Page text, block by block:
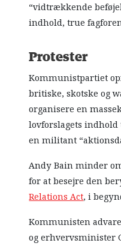
“vidtrækkende
indhold, true
Protester
Kommunistpartiet
britiske, skotske og
organisere en
lovforslagets
en militant
Andy Bain minder
for at besejre den
Relations Act, i
Kommunisten
og erhvervsminister